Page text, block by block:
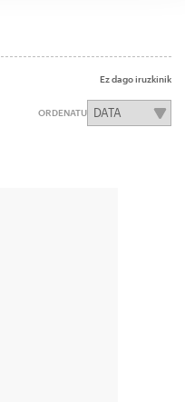
Ez dago iruzkinik
ORDENATU